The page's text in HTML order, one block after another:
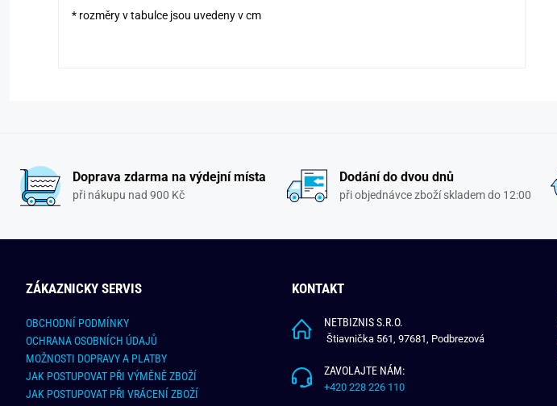
* rozměry v tabulce jsou uvedeny v cm
Doprava zdarma na výdejní místa
při nákupu nad 900 Kč
Dodání do dvou dnů
při objednávce zboží skladem do 12:00
ZÁKAZNICKY SERVIS
OBCHODNÍ PODMÍNKY
OCHRANA OSOBNÍCH ÚDAJŮ
MOŽNOSTI DOPRAVY A PLATBY
JAK POSTUPOVAT PŘI VÝMĚNĚ ZBOŽÍ
JAK POSTUPOVAT PŘI VRÁCENÍ ZBOŽÍ
KONTAKT
NETBIZNIS S.R.O.
Štiavnička 561, 97681, Podbrezová
ZAVOLAJTE NÁM:
+420 228 226 110